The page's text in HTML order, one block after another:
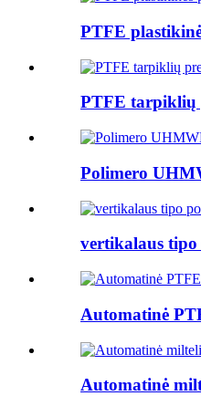
PTFE
PTFE tarpiklių
Polimero
vertikalaus tipo
Automatinė
Automatinė